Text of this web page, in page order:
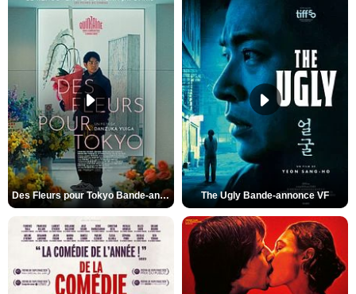
Des Fleurs pour Tokyo Bande-annonce VO STFR The Ugly Bande-annonce VF